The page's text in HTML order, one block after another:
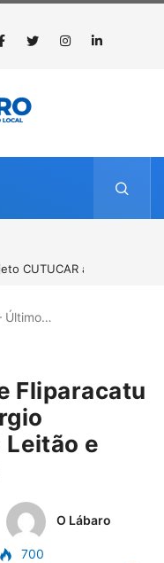
o futuro por meio da
Último…
Fliparacatu
e
O Lábaro
700